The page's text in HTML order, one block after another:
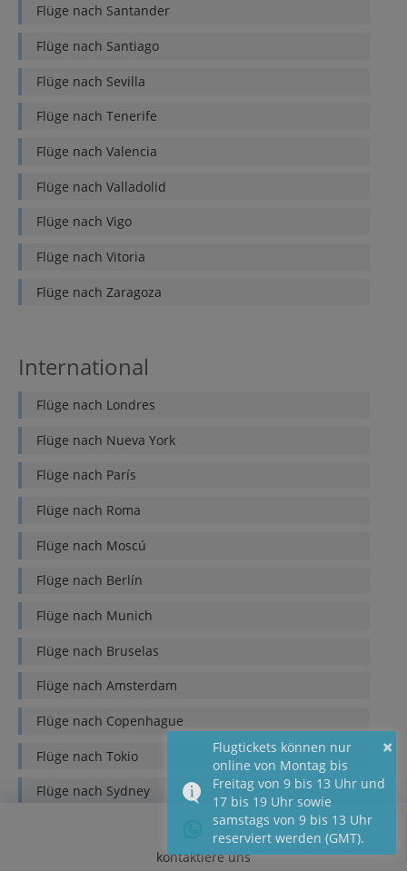
Flüge nach Santander
Flüge nach Santiago
Flüge nach Sevilla
Flüge nach Tenerife
Flüge nach Valencia
Flüge nach Valladolid
Flüge nach Vigo
Flüge nach Vitoria
Flüge nach Zaragoza
International
Flüge nach Londres
Flüge nach Nueva York
Flüge nach París
Flüge nach Roma
Flüge nach Moscú
Flüge nach Berlín
Flüge nach Munich
Flüge nach Bruselas
Flüge nach Amsterdam
Flüge nach Copenhague
Flüge nach Tokio
Flüge nach Sydney
Buenos Aireskontaktiere uns
×
Flugtickets können nur
online von Montag bis
Freitag von 9 bis 13 Uhr und
17 bis 19 Uhr sowie
samstags von 9 bis 13 Uhr
reserviert werden (GMT).